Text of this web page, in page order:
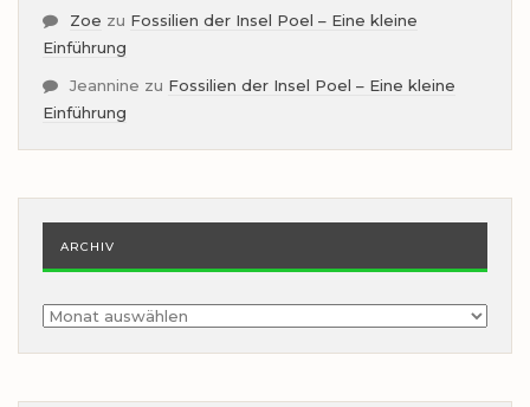
Zoe zu Fossilien der Insel Poel – Eine kleine
Einführung
Jeannine zu Fossilien der Insel Poel – Eine kleine
Einführung
ARCHIV
Archiv